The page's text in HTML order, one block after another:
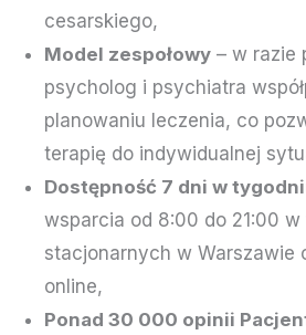
cesarskiego,
Model zespołowy – w razie
psycholog i psychiatra
planowaniu leczenia, co
terapię do indywidualnej
Dostępność 7 dni w
wsparcia od 8:00 do 21:00
stacjonarnych w Warszawie
online,
Ponad 30 000 opinii